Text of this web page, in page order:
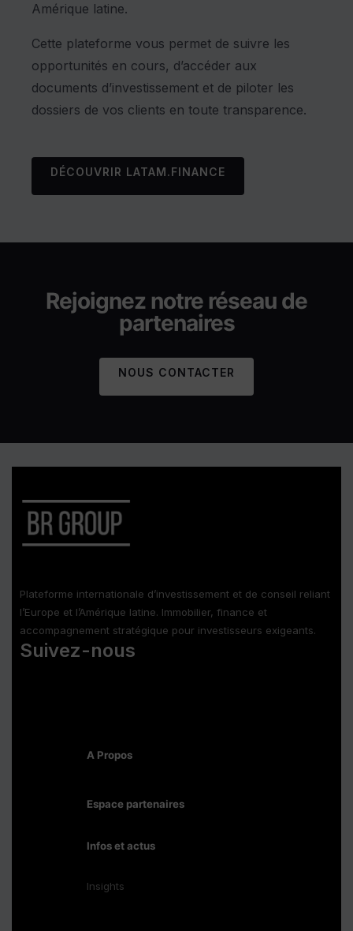
Amérique latine.
Cette plateforme vous permet de suivre les
opportunités en cours, d’accéder aux
documents d’investissement et de piloter les
dossiers de vos clients en toute transparence.
DÉCOUVRIR LATAM.FINANCE
Rejoignez notre réseau de
partenaires
NOUS CONTACTER
Plateforme internationale d’investissement et de conseil reliant
l’Europe et l’Amérique latine. Immobilier, finance et
accompagnement stratégique pour investisseurs exigeants.
Suivez-nous
A Propos
Espace partenaires
Infos et actus
Insights